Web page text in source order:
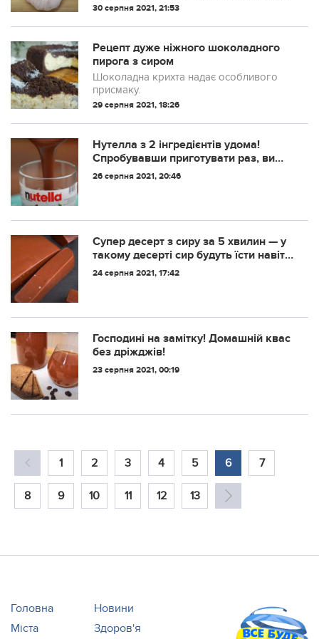
30 серпня 2021, 21:53
Рецепт дуже ніжного шоколадного
пирога з сиром
Шоколадна крихта надає особливого
присмаку.
29 серпня 2021, 18:26
Нутелла з 2 інгредієнтів удома!
Спробувавши приготувати раз, ви
вже не купите цю пасту в магазині!
26 серпня 2021, 20:46
Супер десерт з сиру за 5 хвилин — у
такому десерті сир будуть їсти навіть
ті, хто його зовсім не ...
24 серпня 2021, 17:42
Господині на замітку! Домашній квас
без дріжджів!
23 серпня 2021, 00:19
1 2 3 4 5 6 7
8 9 10 11 12 13
Головна
Новини
Міста
Здоров'я